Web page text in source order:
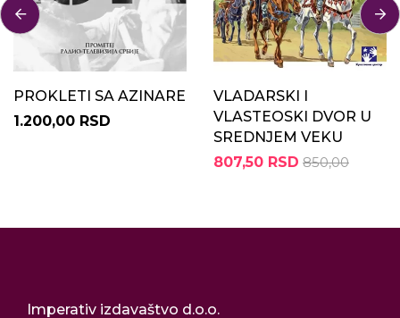
PROKLETI SA AZINARE
1.200,00 RSD
VLADARSKI I
VLASTEOSKI DVOR U
SREDNJEM VEKU
807,50 RSD 850,00
Imperativ izdavaštvo d.o.o.